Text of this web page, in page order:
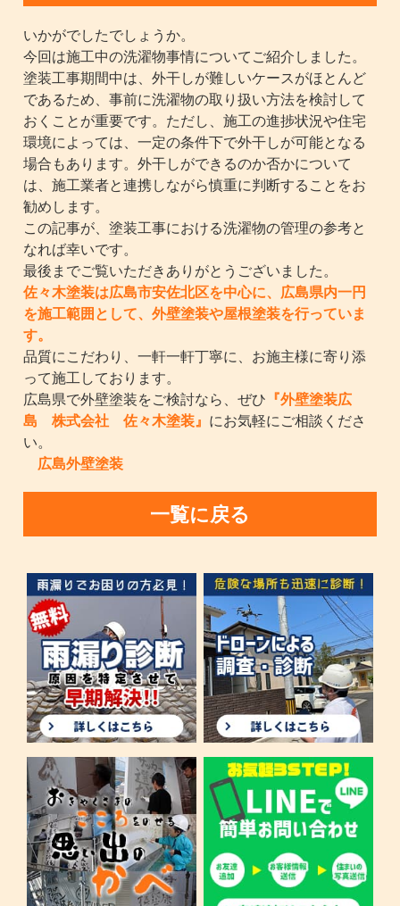
いかがでしたでしょうか。
今回は施工中の洗濯物事情についてご紹介しました。
塗装工事期間中は、外干しが難しいケースがほとんど
であるため、事前に洗濯物の取り扱い方法を検討して
おくことが重要です。ただし、施工の進捗状況や住宅
環境によっては、一定の条件下で外干しが可能となる
場合もあります。外干しができるのか否かについて
は、施工業者と連携しながら慎重に判断することをお
勧めします。
この記事が、塗装工事における洗濯物の管理の参考と
なれば幸いです。
最後までご覧いただきありがとうございました。
佐々木塗装は広島市安佐北区を中心に、広島県内一円
を施工範囲として、外壁塗装や屋根塗装を行っていま
す。
品質にこだわり、一軒一軒丁寧に、お施主様に寄り添
って施工しております。
広島県で外壁塗装をご検討なら、ぜひ 『外壁塗装広
島 株式会社 佐々木塗装』 にお気軽にご相談くださ
い。
広島外壁塗装
一覧に戻る